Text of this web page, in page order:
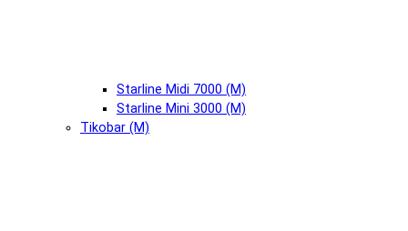
Starline Midi 7000 (М)
Starline Mini 3000 (М)
Tikobar (М)